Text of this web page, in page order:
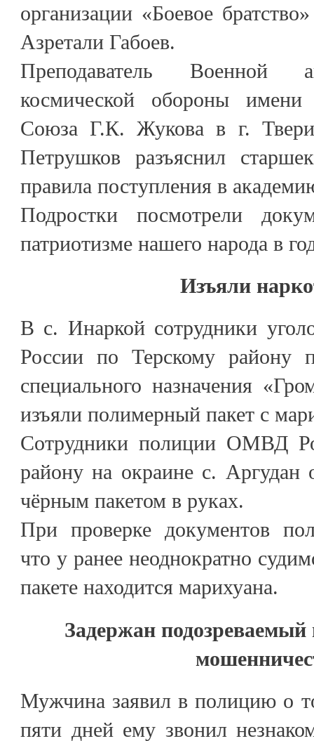
организации «Боевое
Азретали Габоев.
Преподаватель Военной
космической обороны
Союза Г.К. Жукова в г.
Петрушков разъяснил
правила поступления в
Подростки посмотрели
патриотизме нашего народа в
Изъяли
В с. Инаркой сотрудники
России по Терскому району
специального назначения
изъяли полимерный пакет с
Сотрудники полиции ОМВД
району на окраине с. Аргудан
чёрным пакетом в руках.
При проверке документов
что у ранее неоднократно
пакете находится марихуана.
Задержан
Мужчина заявил в полицию о
пяти дней ему звонил